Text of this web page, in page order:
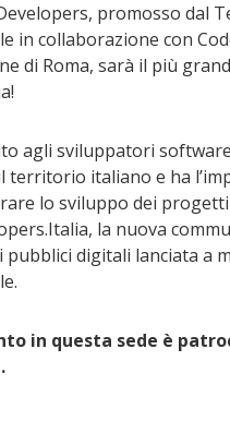
promosso dal
in collaborazione con
di Roma, sarà il più
agli sviluppatori
territorio italiano e ha
lo sviluppo dei
la nuova
pubblici digitali lanciata a
in questa sede è